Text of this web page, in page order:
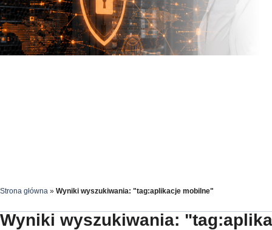
Strona główna » Wyniki wyszukiwania: "tag:aplikacje mobilne"
Wyniki wyszukiwania: